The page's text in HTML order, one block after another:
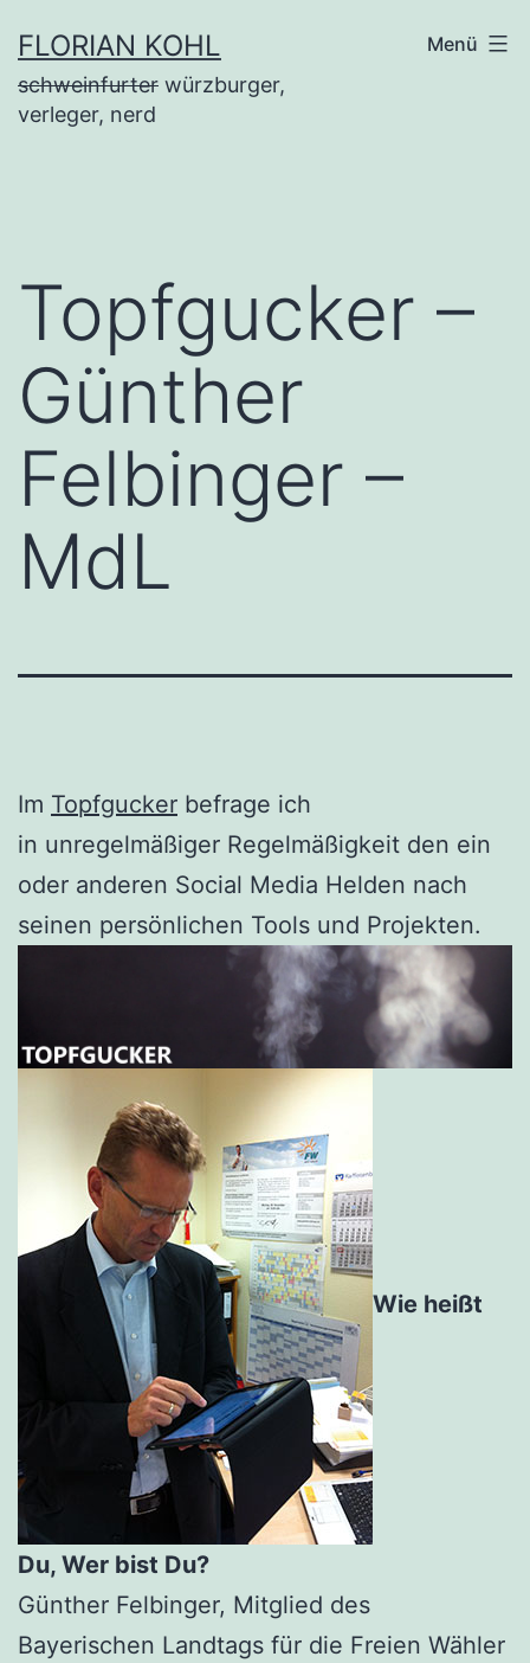
Inhalt
springen
FLORIAN KOHL
schweinfurter würzburger,
verleger, nerd
Menü
Topfgucker –
Günther
Felbinger –
MdL
Im Topfgucker befrage ich
in unregelmäßiger Regelmäßigkeit den ein
oder anderen Social Media Helden nach
seinen persönlichen Tools und Projekten.
Wie heißt
Du, Wer bist Du?
Günther Felbinger, Mitglied des
Bayerischen Landtags für die Freien Wähler